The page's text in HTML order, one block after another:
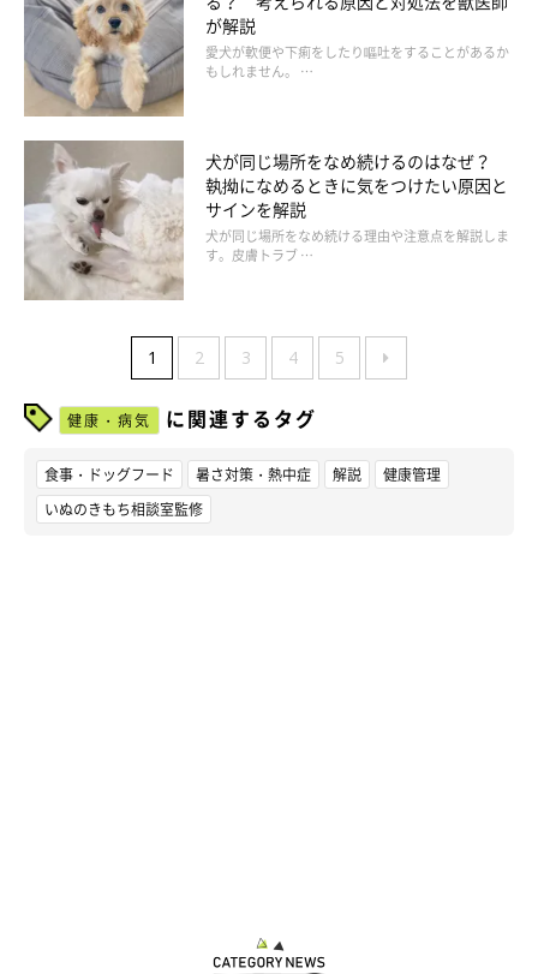
が解説
愛犬が軟便や下痢をしたり嘔吐をすることがあるか
もしれません。 …
犬が同じ場所をなめ続けるのはなぜ？
執拗になめるときに気をつけたい原因と
サインを解説
犬が同じ場所をなめ続ける理由や注意点を解説しま
す。皮膚トラブ …
1 2 3 4 5
健康・病気 に関連するタグ
食事・ドッグフード 暑さ対策・熱中症 解説
健康管理
いぬのきもち相談室監修